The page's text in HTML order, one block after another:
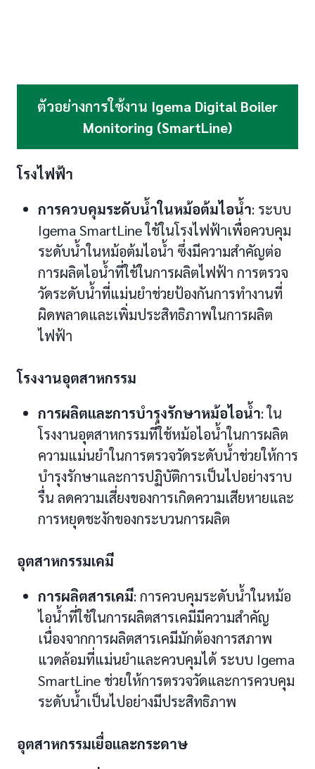
ตัวอย่างการใช้งาน Igema Digital Boiler
Monitoring (SmartLine)
โรงไฟฟ้า
การควบคุมระดับน้ำในหม้อต้มไอน้ำ: ระบบ
Igema SmartLine ใช้ในโรงไฟฟ้าเพื่อควบคุม
ระดับน้ำในหม้อต้มไอน้ำ ซึ่งมีความสำคัญต่อ
การผลิตไอน้ำที่ใช้ในการผลิตไฟฟ้า การตรวจ
วัดระดับน้ำที่แม่นยำช่วยป้องกันการทำงานที่
ผิดพลาดและเพิ่มประสิทธิภาพในการผลิต
ไฟฟ้า
โรงงานอุตสาหกรรม
การผลิตและการบำรุงรักษาหม้อไอน้ำ: ใน
โรงงานอุตสาหกรรมที่ใช้หม้อไอน้ำในการผลิต
ความแม่นยำในการตรวจวัดระดับน้ำช่วยให้การ
บำรุงรักษาและการปฏิบัติการเป็นไปอย่างราบ
รื่น ลดความเสี่ยงของการเกิดความเสียหายและ
การหยุดชะงักของกระบวนการผลิต
อุตสาหกรรมเคมี
การผลิตสารเคมี: การควบคุมระดับน้ำในหม้อ
ไอน้ำที่ใช้ในการผลิตสารเคมีมีความสำคัญ
เนื่องจากการผลิตสารเคมีมักต้องการสภาพ
แวดล้อมที่แม่นยำและควบคุมได้ ระบบ Igema
SmartLine ช่วยให้การตรวจวัดและการควบคุม
ระดับน้ำเป็นไปอย่างมีประสิทธิภาพ
อุตสาหกรรมเยื่อและกระดาษ